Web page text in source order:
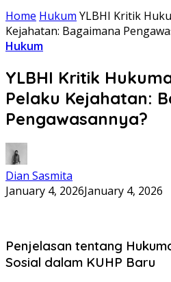
Home Hukum YLBHI Kritik
Kejahatan: Bagaimana
Hukum
YLBHI Kritik
Pelaku Kejahatan:
Pengawasannya?
Dian Sasmita
January 4, 2026January 4, 2026
Penjelasan tentang
Sosial dalam KUHP Baru